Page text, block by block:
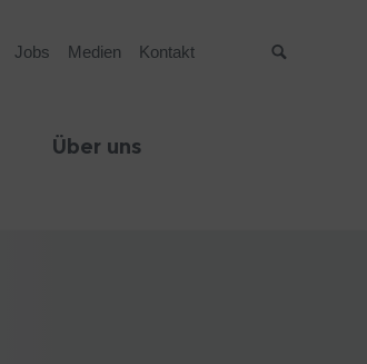
Jobs Medien Kontakt
Über uns